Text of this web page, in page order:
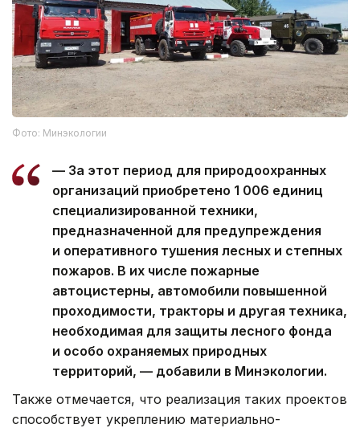
Фото: Минэкологии
— За этот период для природоохранных
организаций приобретено 1 006 единиц
специализированной техники,
предназначенной для предупреждения
и оперативного тушения лесных и степных
пожаров. В их числе пожарные
автоцистерны, автомобили повышенной
проходимости, тракторы и другая техника,
необходимая для защиты лесного фонда
и особо охраняемых природных
территорий, — добавили в Минэкологии.
Также отмечается, что реализация таких проектов
способствует укреплению материально-